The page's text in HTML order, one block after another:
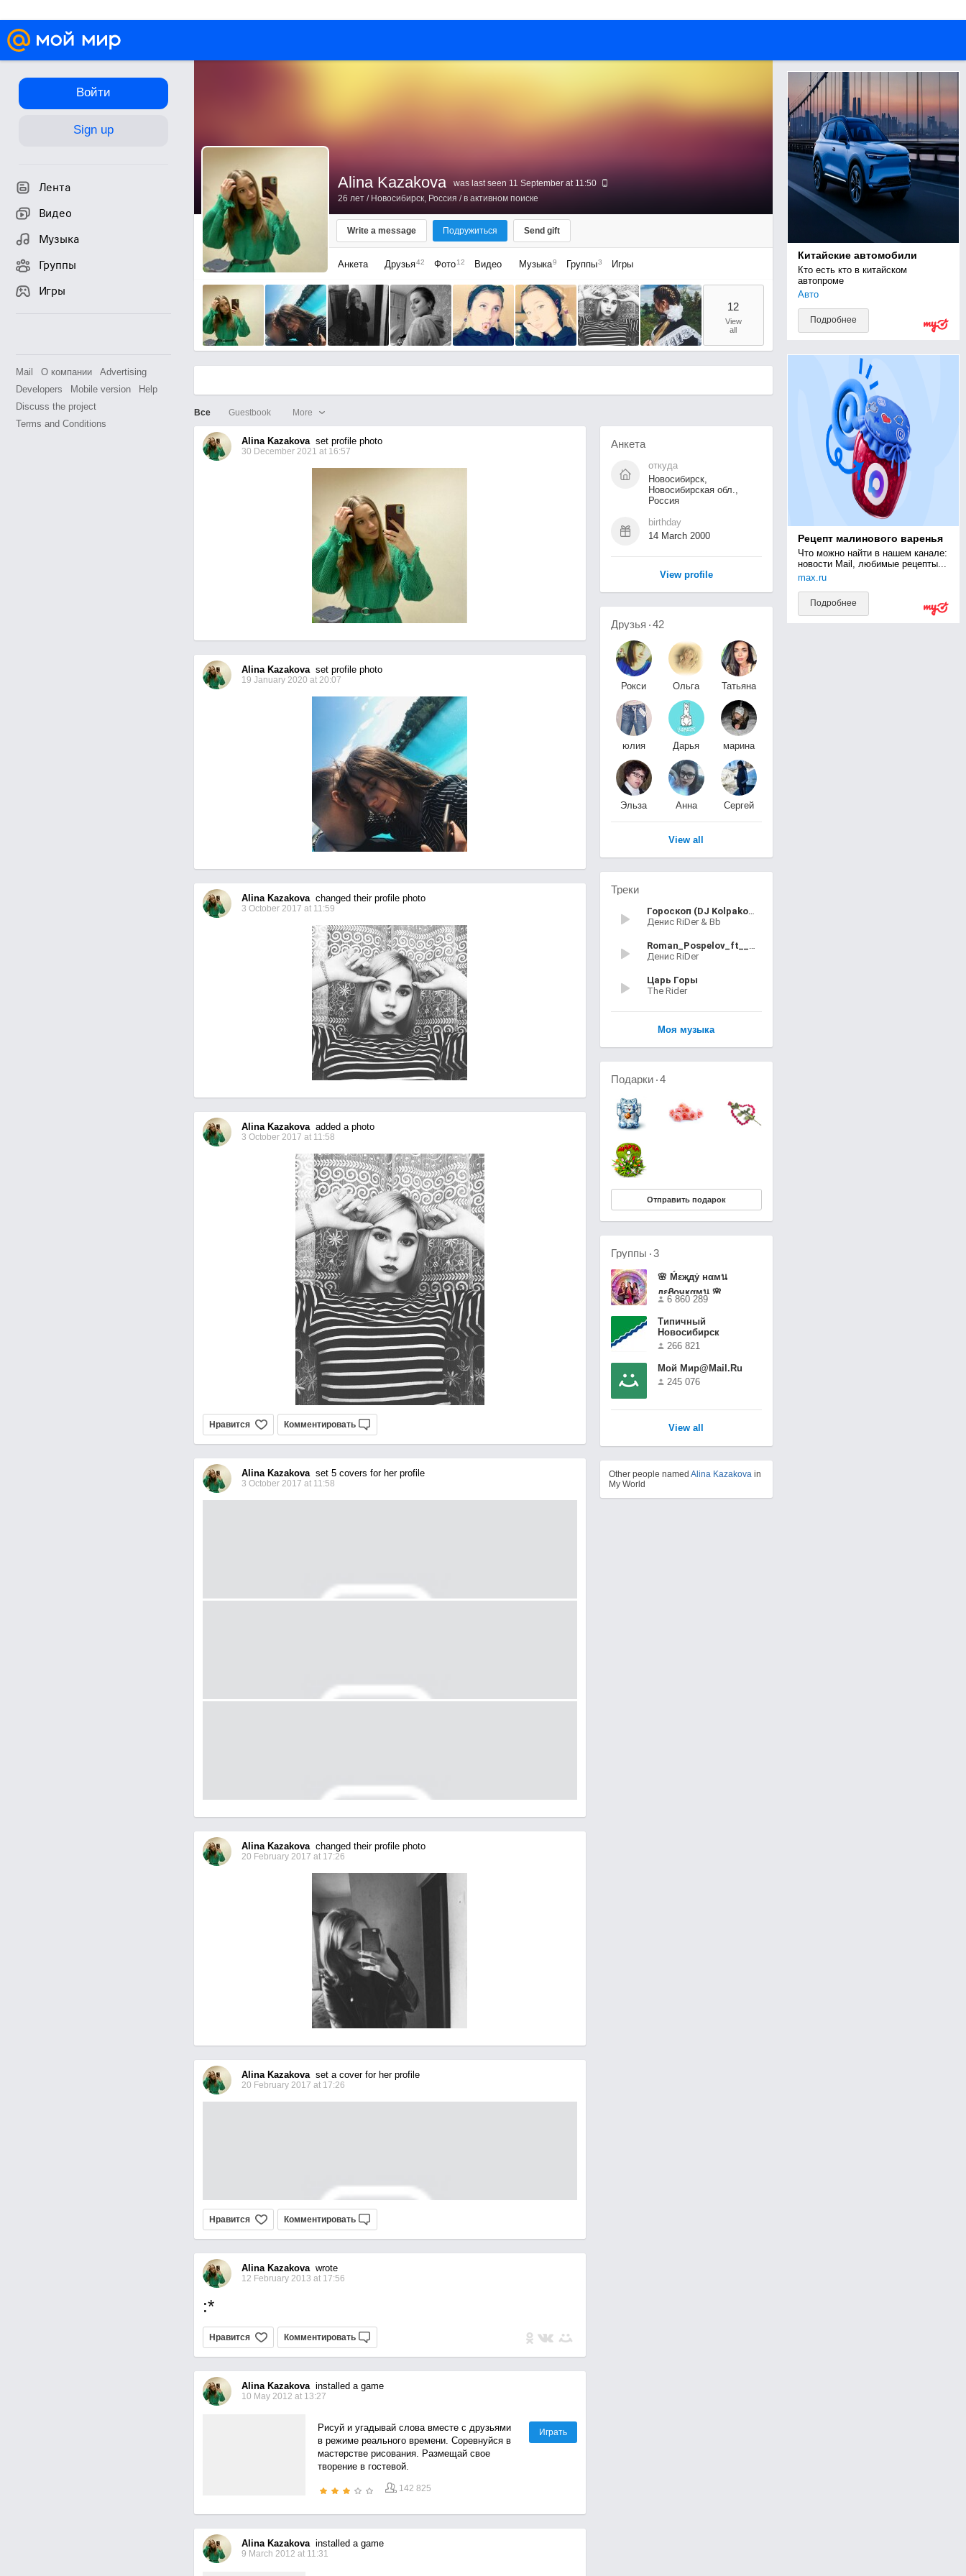
Войти
Sign up
Лента
Видео
Музыка
Группы
Игры
Mail О компании
Advertising
Developers
Mobile version
Help
Discuss the project
Terms and Conditions
Alina Kazakova
was last seen 11 September at 11:50
26 лет/ Новосибирск, Россия / в активном поиске
Write a message Подружиться Send gift
Анкета Друзья42 Фото 12 Видео Музыка9 Группы3 Игры
12
View
all
Все Guestbook More
Alina Kazakovaset profile photo
30 December 2021 at 16:57
Alina Kazakovaset profile photo
19 January 2020 at 20:07
Alina Kazakovachanged their profile photo
3 October 2017 at 11:59
Alina Kazakovaadded a photo
3 October 2017 at 11:58
Нравится Комментировать
Alina Kazakovaset 5 covers for her profile
3 October 2017 at 11:58
Alina Kazakovachanged their profile photo
20 February 2017 at 17:26
Alina Kazakovaset a cover for her profile
20 February 2017 at 17:26
Нравится Комментировать
Alina Kazakovawrote
12 February 2013 at 17:56
:*
Нравится Комментировать
Alina Kazakovainstalled a game
10 May 2012 at 13:27
Рисуй и угадывай слова вместе с друзьями
в режиме реального времени. Соревнуйся в
мастерстве рисования. Размещай свое
творение в гостевой.
142 825
Играть
Alina Kazakovainstalled a game
9 March 2012 at 11:31
Анкета
откуда
Новосибирск,
Новосибирская обл.,
Россия
birthday
14 March 2000
View profile
Китайские автомобили
Кто есть кто в китайском
автопроме
Авто
Подробнее
Рецепт малинового варенья
Что можно найти в нашем канале:
новости Mail, любимые рецепты...
max.ru
Подробнее
Друзья 42
Рокси
Ольга
Татьяна
юлия
Дарья
марина
Эльза
Анна
Сергей
View all
Треки
Гороскоп (DJ Kolpakoff Remix)
Денис RiDer & Bb
Roman_Pospelov_ft__Denis_RiDer-Lyubov_bezotvetnaya_ViBeatZ_prod__(mp3.malovato.net)
Денис RiDer
Царь Горы
The Rider
Моя музыка
Подарки 4
Отправить подарок
Группы 3
🌸 Ḿεҗдẏ нαмน
дεᏰочҝαмน 🌸
6 860 289
Типичный
Новосибирск
266 821
Мой Мир@Mail.Ru
245 076
View all
Other people named Alina Kazakova in
My World